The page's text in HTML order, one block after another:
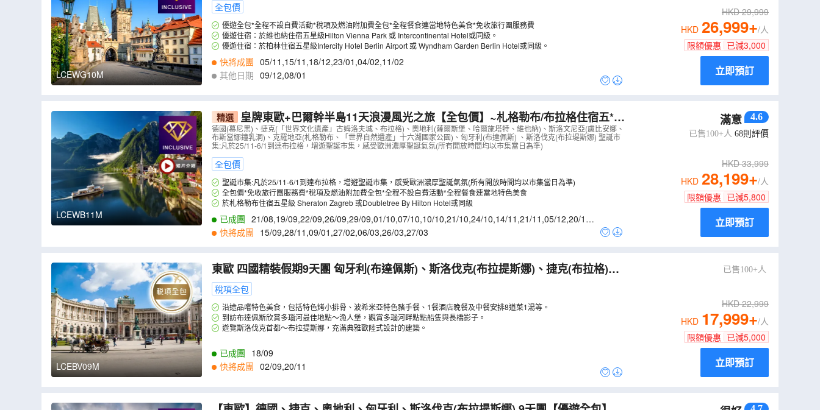
LCEWG10M
全包價
優遊全包*全程不設自費活動*稅項及燃油附加費全包*全程餐食連當地特色美食*免收旅行團服務費
優遊住宿：於維也納住宿五星級Hilton Vienna Park 或 Intercontinental Hotel或同級。
優遊住宿：於柏林住宿五星級Intercity Hotel Berlin Airport 或 Wyndham Garden Berlin Hotel或同級。
快將成團 05/11 ,15/11 ,18/12,23/01 ,04/02,11/02
其他日期 09/12,08/01
HKD29,999
HKD 26,999+/人
限額優惠 已減3,000
立即預訂
LCEWB11M
精選 皇牌東歐+巴爾幹半島11天浪漫風光之旅【全包價】~札格勒布/布拉格住宿五*星
級、於布拉格享用米芝蓮推薦餐、「世界文化遺產」哈爾施塔特/維也納美泉宮、安排
多瑙河船河遊、卡羅維域溫泉區、餐食全包/無自費（LCEWB11M）
德國(慕尼黑)、捷克(「世界文化遺產」古姆洛夫城、布拉格)、奧地利(薩爾斯堡、哈爾施塔特、維也納)、斯洛文尼亞(盧比安娜、
布斯當娜鐘乳洞)、克羅地亞(札格勒布、「世界自然遺產」十六湖國家公園)、匈牙利(布達佩斯) 、斯洛伐克(布拉堤斯娜) 聖誕市
集:凡於25/11-6/1到達布拉格，增遊聖誕市集，感受歐洲濃厚聖誕氣氛(所有開放時間均以市集當日為準)
全包價
聖誕市集:凡於25/11-6/1到達布拉格，增遊聖誕市集，感受歐洲濃厚聖誕氣氛(所有開放時間均以市集當日為準)
全包價*免收旅行團服務費*稅項及燃油附加費全包*全程不設自費活動*全程餐食連當地特色美食
於札格勒布住宿五星級 Sheraton Zagreb 或Doubletree By Hilton Hotel或同級
已成團 21/08,19/09,22/09,26/09,29/09,01/10,07/10,10/10,21/10,24/10,14/11 ,21/11 ,05/12,20/12,
26/12,02/02 08/02
快將成團 15/09,28/11 ,09/01 ,27/02,06/03,26/03,27/03
滿意 4.6
已售100+人 68則評價
HKD33,999
HKD 28,199+/人
限額優惠 已減5,800
立即預訂
LCEBV09M
東歐 四國精裝假期9天團 匈牙利(布達佩斯)、斯洛伐克(布拉提斯娜)、捷克(布拉格)、
奧地利(維也納)【稅項全包】
稅項全包
沿途品嚐特色美食，包括特色烤小排骨、波希米亞特色豬手餐、1餐酒店晚餐及中餐安排8道菜1湯等。
到訪布達佩斯欣賞多瑙河最佳地點～漁人堡，觀賞多瑙河畔點點船隻與長橋影子。
遊覽斯洛伐克首都～布拉提斯娜，充滿典雅歐陸式設計的建築。
已成團 18/09
快將成團 02/09,20/11
已售100+人
HKD22,999
HKD 17,999+/人
限額優惠 已減5,000
立即預訂